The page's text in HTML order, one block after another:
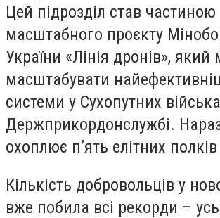
Цей підрозділ став частиною
масштабного проєкту
України «Лінія дронів», який
масштабувати
системи у Сухопутних
Держприкордонслужбі.
охоплює п’ять елітних
Кількість добровольців у
вже побила всі рекорди –